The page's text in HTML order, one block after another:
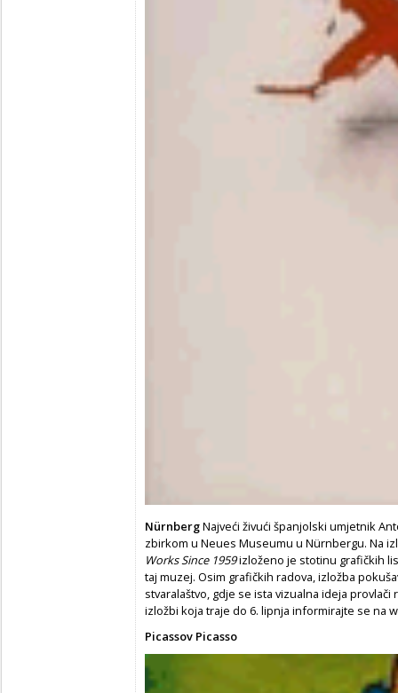
NürnbergNajveći živući španjolski umjetnik
zbirkom u Neues Museumu u Nürnbergu. Na
Works Since 1959izloženo je stotinu grafičkih
taj muzej. Osim grafičkih radova, izložba
stvaralaštvo, gdje se ista vizualna ideja
izložbi koja traje do 6. lipnja informirajte se na
Picassov Picasso